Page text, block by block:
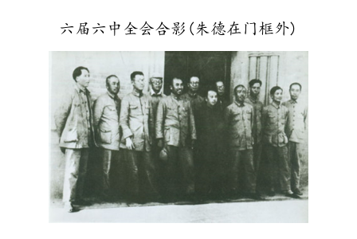
六届六中全会合影(朱德在门框外)